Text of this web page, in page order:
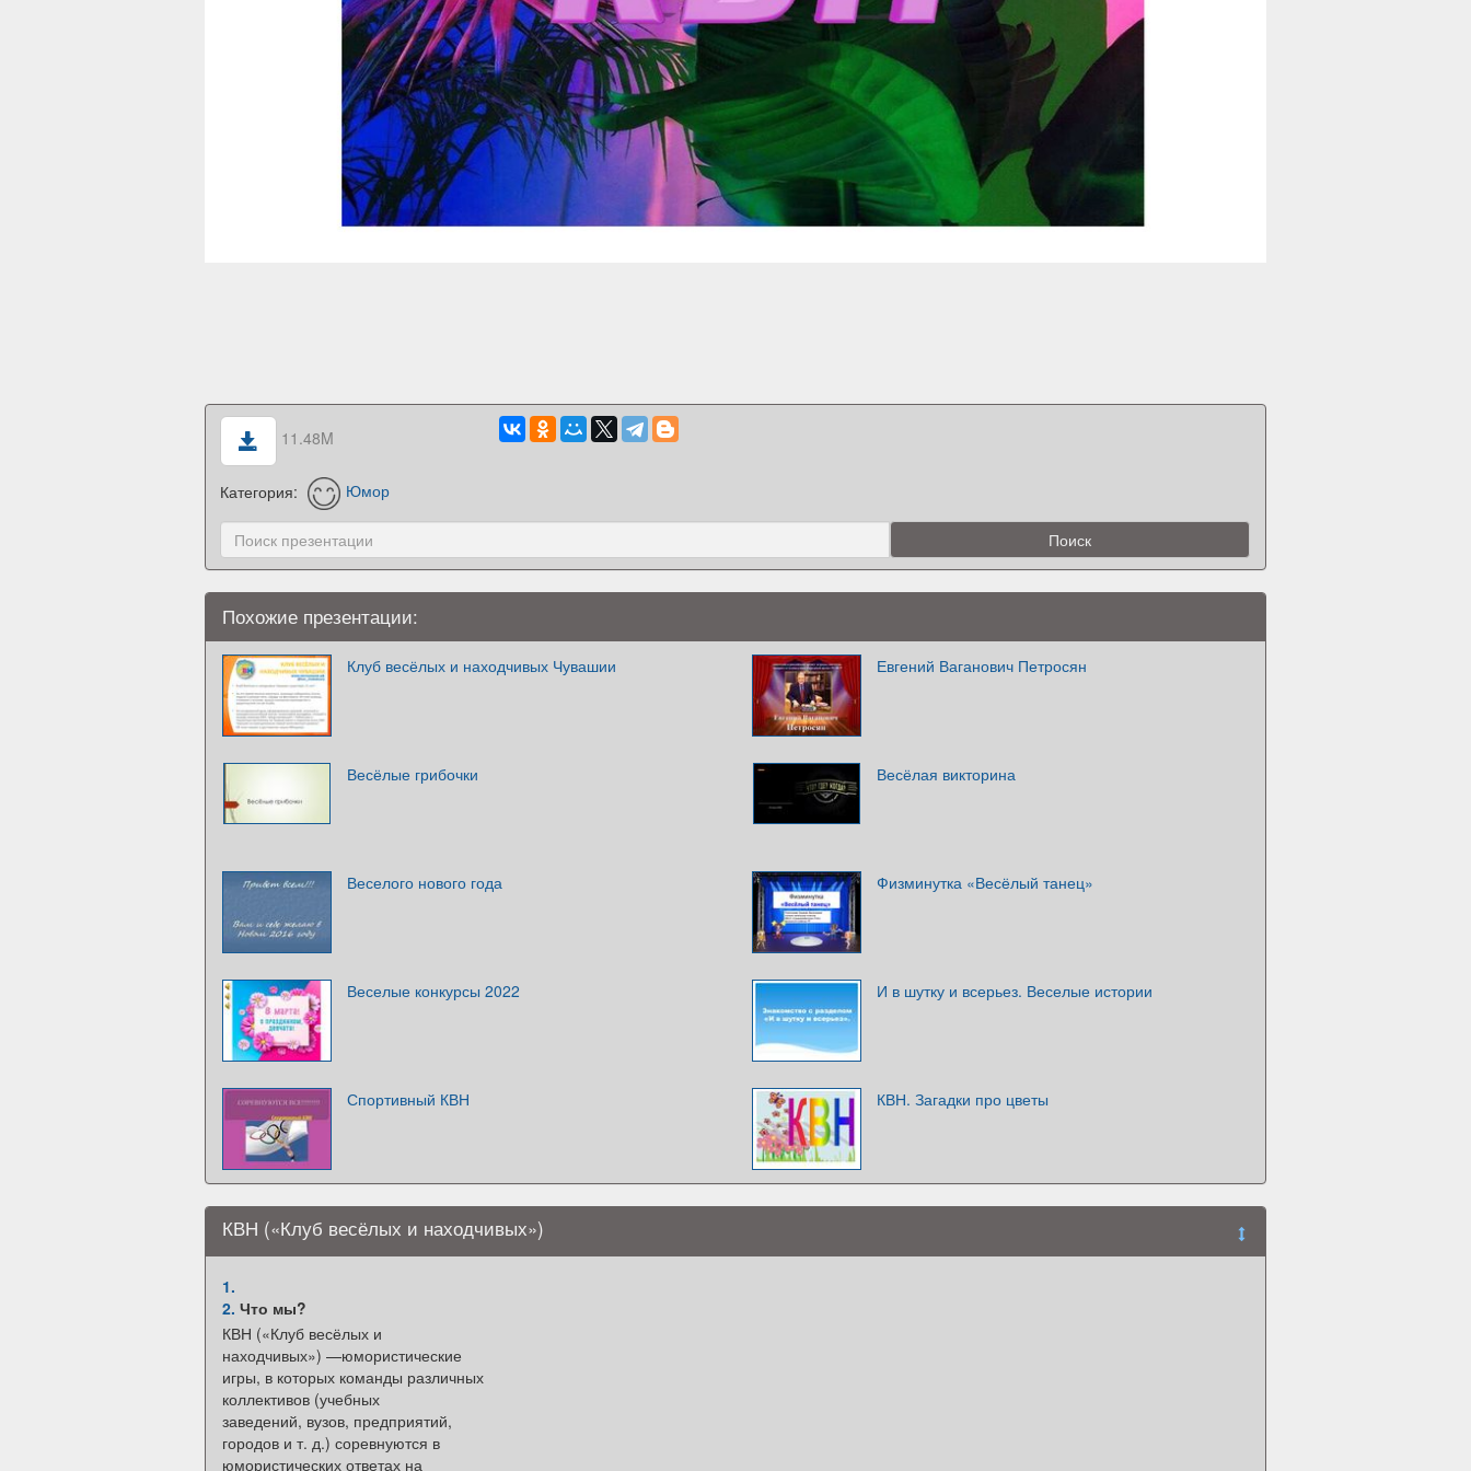
11.48M
Категория: Юмор
Похожие презентации:
Клуб весёлых и находчивых Чувашии Евгений Ваганович Петросян
Весёлые грибочки Весёлая викторина
Веселого нового года Физминутка «Весёлый танец»
Веселые конкурсы 2022 И в шутку и всерьез. Веселые истории
Спортивный КВН КВН. Загадки про цветы
КВН («Клуб весёлых и находчивых»)
1.
2. Что мы?
КВН («Клуб весёлых и
находчивых») —юмористические
игры, в которых команды различных
коллективов (учебных
заведений, вузов, предприятий,
городов и т. д.) соревнуются в
юмористических ответах на